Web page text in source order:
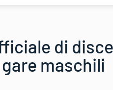
di
maschili